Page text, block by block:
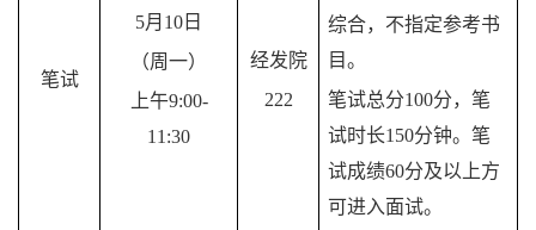
笔试
5月10日
（周一）
上午9:00-
11:30
经发院
222
综合，不指定参考书
目。
笔试总分100分，笔
试时长150分钟。笔
试成绩60分及以上方
可进入面试。